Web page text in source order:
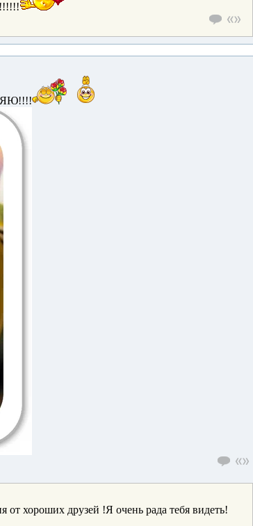
хороших друзей !Я очень рада тебя видеть!